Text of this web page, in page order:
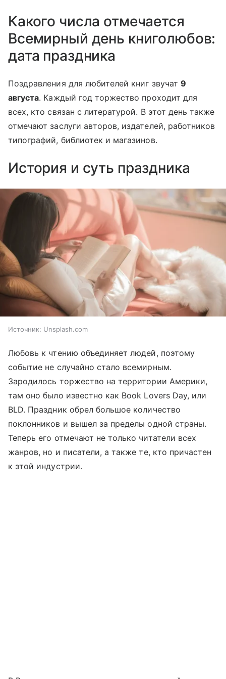
Какого числа отмечается
Всемирный день книголюбов:
дата праздника
Поздравления для любителей книг звучат 9
августа. Каждый год торжество проходит для
всех, кто связан с литературой. В этот день также
отмечают заслуги авторов, издателей, работников
типографий, библиотек и магазинов.
История и суть праздника
Источник: Unsplash.com
Любовь к чтению объединяет людей, поэтому
событие не случайно стало всемирным.
Зародилось торжество на территории Америки,
там оно было известно как Book Lovers Day, или
BLD. Праздник обрел большое количество
поклонников и вышел за пределы одной страны.
Теперь его отмечают не только читатели всех
жанров, но и писатели, а также те, кто причастен
к этой индустрии.